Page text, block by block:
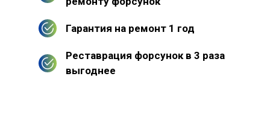
Гарантия на ремонт 1 год
Реставрация форсунок в 3 раза
выгоднее